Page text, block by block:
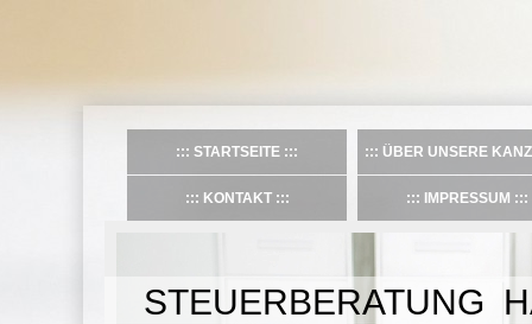
STARTSEITE ÜBER UNSERE
KONTAKT IMPRESSUM
STEUERBERATUNG